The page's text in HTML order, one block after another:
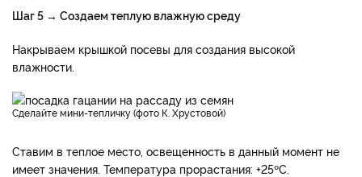
Шаг 5 → Создаем теплую влажную среду
Накрываем крышкой посевы для создания высокой
влажности.
Сделайте мини-тепличку (фото К. Хрустовой)
Ставим в теплое место, освещенность в данный момент не
имеет значения. Температура прорастания: +25ºС.